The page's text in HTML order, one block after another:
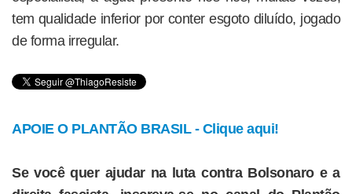
tem qualidade inferior por conter esgoto diluído, jogado
de forma irregular.
APOIE O PLANTÃO BRASIL - Clique aqui!
Se você quer ajudar na luta contra Bolsonaro e a